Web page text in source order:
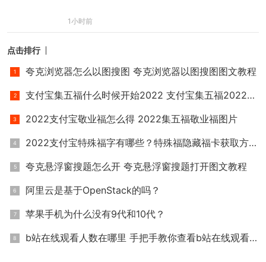
1小时前
点击排行
夸克浏览器怎么以图搜图 夸克浏览器以图搜图图文教程
支付宝集五福什么时候开始2022 支付宝集五福2022活动时间
2022支付宝敬业福怎么得 2022集五福敬业福图片
2022支付宝特殊福字有哪些？特殊福隐藏福卡获取方法一览
夸克悬浮窗搜题怎么开 夸克悬浮窗搜题打开图文教程
阿里云是基于OpenStack的吗？
苹果手机为什么没有9代和10代？
b站在线观看人数在哪里 手把手教你查看b站在线观看人数